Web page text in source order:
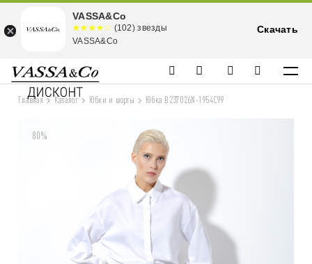
Главная Каталог Юбки и шорты Юбка B237026N-1954C99
80%
VASSA&Co
☆☆☆☆☆
★★★★
★
(102) звезды
VASSA&Co
Скачать